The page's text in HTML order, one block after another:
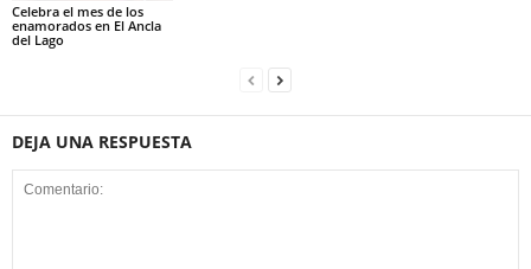
Celebra el mes de los
enamorados en El Ancla
del Lago
DEJA UNA RESPUESTA